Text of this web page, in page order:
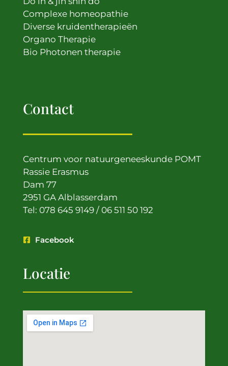
Complexe homeopathie
Diverse kruidentherapieën
Organo Therapie
Bio Photonen therapie
Contact
Centrum voor natuurgeneeskunde POMT
Rassie Erasmus
Dam 77
2951 GA Alblasserdam
Tel: 078 645 9149 / 06 511 50 192
Facebook
Locatie